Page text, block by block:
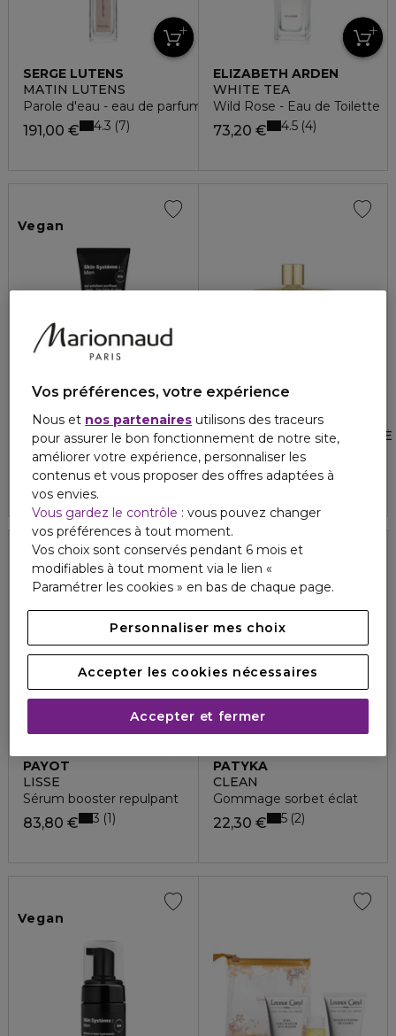
SERGE LUTENS
MATIN LUTENS
Parole d'eau - eau de parfum
191,00 € 4.3 7
ELIZABETH ARDEN
WHITE TEA
Wild Rose - Eau de Toilette
73,20 € 4.5 4
Vegan
MARIONNAUD
SKIN SYSTÈME MEN
Gel exfoliant purifiant
12,90 € 4.9 8
LEONOR GREYL
HUILE SECRET DE BEAUTÉ
Huile cheveux et corps
68,40 € 4.7 3
PAYOT
LISSE
Sérum booster repulpant
83,80 € 3 1
Exclusivité
PATYKA
CLEAN
Gommage sorbet éclat
22,30 € 5 2
Vegan
Vos préférences, votre expérience
Nous et nos partenaires utilisons des traceurs
pour assurer le bon fonctionnement de notre site,
améliorer votre expérience, personnaliser les
contenus et vous proposer des offres adaptées à
vos envies.
Vous gardez le contrôle : vous pouvez changer
vos préférences à tout moment.
Vos choix sont conservés pendant 6 mois et
modifiables à tout moment via le lien «
Paramétrer les cookies » en bas de chaque page.
Personnaliser mes choix
Accepter les cookies nécessaires
Accepter et fermer